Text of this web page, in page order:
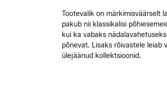
Tootevalik on märkimisväärselt
pakub nii klassikalisi
kui ka vabaks
põnevat. Lisaks rõivastele
ülejäänud kollektsioonid.